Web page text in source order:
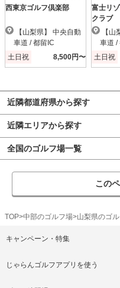
西東京ゴルフ倶楽部
車道 / 都留IC
土日祝
8,500円〜
富士リ
クラブ
車道 /
土日祝
近隣都道府県から探す
近隣エリアから探す
全国のゴルフ場一覧
この
TOP 中部のゴルフ場 山梨県のゴ
キャンペーン・特集
じゃらんゴルフアプリを使う